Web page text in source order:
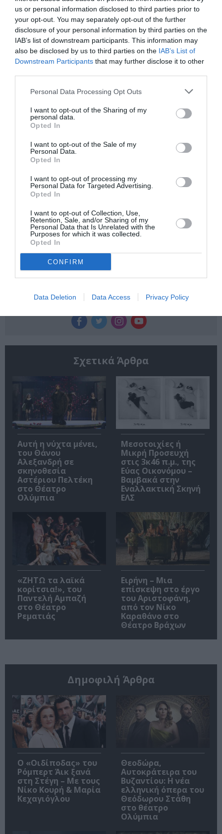
us or personal information disclosed to third parties prior to
your opt-out. You may separately opt-out of the further
disclosure of your personal information by third parties on the
IAB’s list of downstream participants. This information may
also be disclosed by us to third parties on the IAB’s List of
Downstream Participants that may further disclose it to other
Personal Data Processing Opt Outs
I want to opt-out of the Sharing of my
personal data.
Opted In
I want to opt-out of the Sale of my
Personal Data.
Opted In
I want to opt-out of processing my
Personal Data for Targeted Advertising.
Opted In
I want to opt-out of Collection, Use,
Retention, Sale, and/or Sharing of my
Personal Data that Is Unrelated with the
Purposes for which it was collected.
Opted In
CONFIRM
Data Deletion Data Access Privacy Policy
333. Για Θεσσαλονίκη: Στο εκδοτήριο
της Πλατείας Αριστοτέλους και στα
Ταμεία του Μεγάρου Μουσικής
Θεσσαλονίκης, Τηλεφωνικές κρατήσεις
στο 2310 895939
Ακολουθήστε το Culturenow.gr στο
Πολιτισμό στοCulturenow.gr
Νέοι Διαγωνισμοί ❯
Tags
ΣΥΛΒΙ ΓΚΙΛΕΜ
Newsletter
Κάθε βδομάδα στο e-mail σας τα τελευταία νέα για
την Τέχνη και τον Πολιτισμό!
Ακολουθήστε το Culturenow.gr
Σχετικά Άρθρα
Αυτή η νύχτα μένει,
του Θάνου
Αλεξανδρή σε
σκηνοθεσία
Αστέριου Πελτέκη
στο Θέατρο
Ολύμπια
Μεσοτοιχίες ή
Μικρή Προσευχή
στις 3κ46 π.μ., της
Εύας Οικονόμου –
Βαμβακά στην
Εναλλακτική Σκηνή
ΕΛΣ
«ΖΗΤΩ τα λαϊκά
κορίτσια!», του
Παντελή Αμπαζή
στο Θέατρο
Ρεματιάς
Ειρήνη – Μια
επίσκεψη στο έργο
του Αριστοφάνη,
από τον Νίκο
Καραθάνο στο
Θέατρο Βράχων
Δημοφιλή Άρθρα
O «Οιδίποδας» του
Ρόμπερτ Άικ ξανά
στη Στέγη – Με τους
Νίκο Κουρή & Μαρία
Κεχαγιόγλου
Θεοδώρα,
Αυτοκράτειρα του
Βυζαντίου: Η νέα
ελληνική όπερα του
Θεόδωρου Στάθη
στο θέατρο
Ολύμπια